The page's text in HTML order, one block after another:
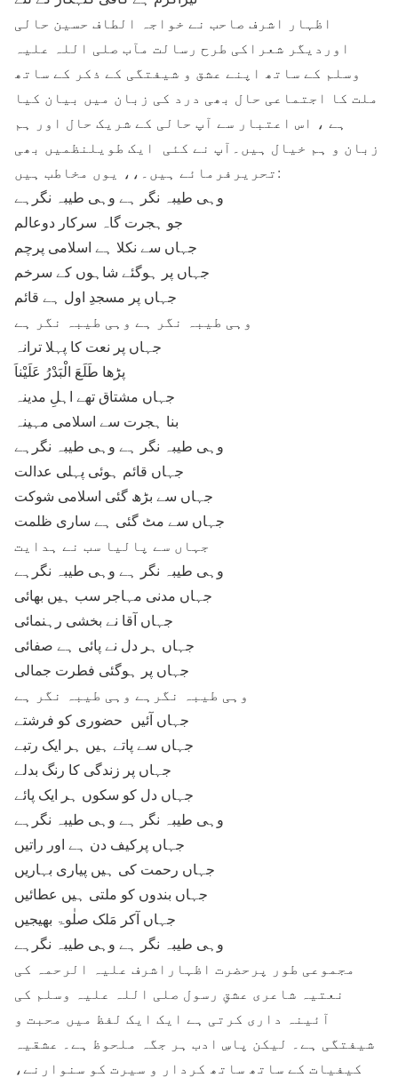
اظہار اشرف صاحب نے خواجہ الطاف حسین حالی
اوردیگر شعراکی طرح رسالت مآب صلی اللہ علیہ
وسلم کے ساتھ اپنے عشق و شیفتگی کے ذکر کے ساتھ
ملت کا اجتماعی حال بھی درد کی زبان میں بیان کیا
ہے ، اس اعتبار سے آپ حالی کے شریک حال اور ہم
زبان و ہم خیال ہیں۔آپ نے کئی ایک طویلنظمیں بھی
تحریرفرمائے ہیں۔،، یوں مخاطب ہیں:
وہی طیبہ نگر ہے وہی طیبہ نگرہے
جو ہجرت گاہ سرکار دوعالم
جہاں سے نکلا ہے اسلامی پرچم
جہاں پر ہوگئے شاہوں کے سرخم
جہاں پر مسجدِ اول ہے قائم
وہی طیبہ نگر ہے وہی طیبہ نگر ہے
جہاں پر نعت کا پہلا ترانہ
پڑھا طَلَعَ الْبَدْرُ عَلَیْناَ
جہاں مشتاق تھے اہلِ مدینہ
بنا ہجرت سے اسلامی مہینہ
وہی طیبہ نگر ہے وہی طیبہ نگرہے
جہاں قائم ہوئی پہلی عدالت
جہاں سے بڑھ گئی اسلامی شوکت
جہاں سے مٹ گئی ہے ساری ظلمت
جہاں سے پالیا سب نے ہدایت
وہی طیبہ نگر ہے وہی طیبہ نگرہے
جہاں مدنی مہاجر سب ہیں بھائی
جہاں آقا نے بخشی رہنمائی
جہاں ہر دل نے پائی ہے صفائی
جہاں پر ہوگئی فطرت جمالی
وہی طیبہ نگرہے وہی طیبہ نگر ہے
جہاں آئیں حضوری کو فرشتے
جہاں سے پاتے ہیں ہر ایک رتبے
جہاں پر زندگی کا رنگ بدلے
جہاں دل کو سکوں ہر ایک پائے
وہی طیبہ نگر ہے وہی طیبہ نگرہے
جہاں پرکیف دن ہے اور راتیں
جہاں رحمت کی ہیں پیاری بہاریں
جہاں بندوں کو ملتی ہیں عطائیں
جہاں آکر مَلک صلٰوۃ بھیجیں
وہی طیبہ نگر ہے وہی طیبہ نگرہے
مجموعی طور پرحضرت اظہاراشرف علیہ الرحمہ کی
نعتیہ شاعری عشقِ رسول صلی اللہ علیہ وسلم کی
آئینہ داری کرتی ہے ایک ایک لفظ میں محبت و
شیفتگی ہے۔ لیکن پاسِ ادب ہر جگہ ملحوظ ہے۔ عشقیہ
کیفیات کے ساتھ ساتھ کردار و سیرت کو سنوارنے،